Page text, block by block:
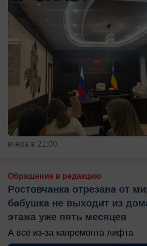
вчера в 21:00
Обращение в редакцию
Ростовчанка отрезана от
бабушка не выходит из
этажа уже пять месяцев
А все из-за капремонта лифта